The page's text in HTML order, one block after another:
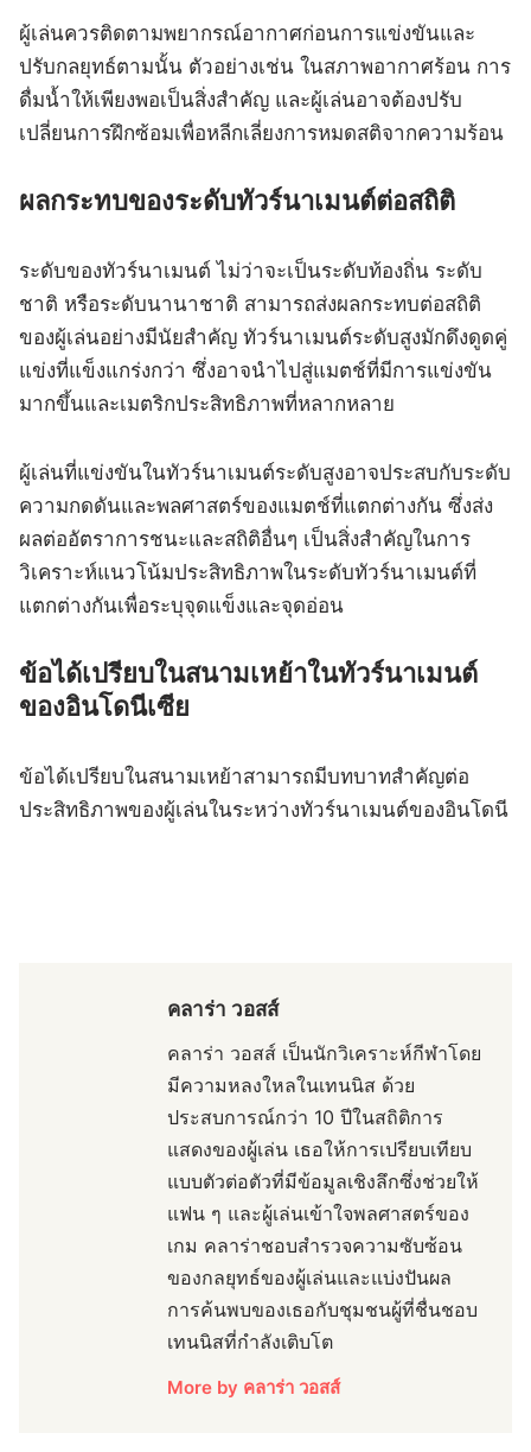
ผู้เล่นควรติดตามพยากรณ์อากาศก่อนการแข่งขันและ
ปรับกลยุทธ์ตามนั้น ตัวอย่างเช่น ในสภาพอากาศร้อน การ
ดื่มน้ำให้เพียงพอเป็นสิ่งสำคัญ และผู้เล่นอาจต้องปรับ
เปลี่ยนการฝึกซ้อมเพื่อหลีกเลี่ยงการหมดสติจากความร้อน
ผลกระทบของระดับทัวร์นาเมนต์ต่อสถิติ
ระดับของทัวร์นาเมนต์ ไม่ว่าจะเป็นระดับท้องถิ่น ระดับ
ชาติ หรือระดับนานาชาติ สามารถส่งผลกระทบต่อสถิติ
ของผู้เล่นอย่างมีนัยสำคัญ ทัวร์นาเมนต์ระดับสูงมักดึงดูดคู่
แข่งที่แข็งแกร่งกว่า ซึ่งอาจนำไปสู่แมตช์ที่มีการแข่งขัน
มากขึ้นและเมตริกประสิทธิภาพที่หลากหลาย
ผู้เล่นที่แข่งขันในทัวร์นาเมนต์ระดับสูงอาจประสบกับระดับ
ความกดดันและพลศาสตร์ของแมตช์ที่แตกต่างกัน ซึ่งส่ง
ผลต่ออัตราการชนะและสถิติอื่นๆ เป็นสิ่งสำคัญในการ
วิเคราะห์แนวโน้มประสิทธิภาพในระดับทัวร์นาเมนต์ที่
แตกต่างกันเพื่อระบุจุดแข็งและจุดอ่อน
ข้อได้เปรียบในสนามเหย้าในทัวร์นาเมนต์
ของอินโดนีเซีย
ข้อได้เปรียบในสนามเหย้าสามารถมีบทบาทสำคัญต่อ
ประสิทธิภาพของผู้เล่นในระหว่างทัวร์นาเมนต์ของอินโดนี
คลาร่า วอสส์
คลาร่า วอสส์ เป็นนักวิเคราะห์กีฬาโดย
มีความหลงใหลในเทนนิส ด้วย
ประสบการณ์กว่า 10 ปีในสถิติการ
แสดงของผู้เล่น เธอให้การเปรียบเทียบ
แบบตัวต่อตัวที่มีข้อมูลเชิงลึกซึ่งช่วยให้
แฟน ๆ และผู้เล่นเข้าใจพลศาสตร์ของ
เกม คลาร่าชอบสำรวจความซับซ้อน
ของกลยุทธ์ของผู้เล่นและแบ่งปันผล
การค้นพบของเธอกับชุมชนผู้ที่ชื่นชอบ
เทนนิสที่กำลังเติบโต
More by คลาร่า วอสส์